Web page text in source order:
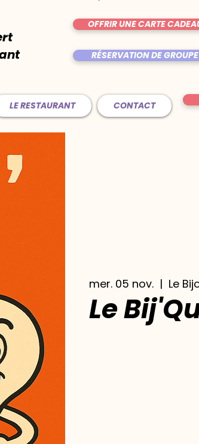
OFFRIR UNE CARTE
RÉSERVATION DE GROUPE
LE RESTAURANT CONTACT
mer. 05 nov.
  |
Le
Le